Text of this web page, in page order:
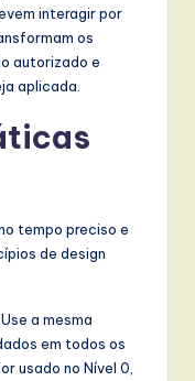
interagir por
os
autorizado e
aplicada.
tempo preciso e
de design
Use a mesma
em todos os
usado no Nível 0,